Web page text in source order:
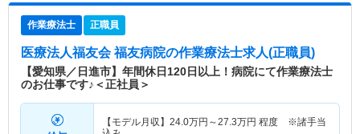
作業療法士 正職員
医療法人福友会 福友病院の作業療法士求人(正職員)
【愛知県／日進市】年間休日120日以上！病院にて作業療法士
のお仕事です♪＜正社員＞
【モデル月収】 24.0万円～27.3万円 程度 ※諸手当